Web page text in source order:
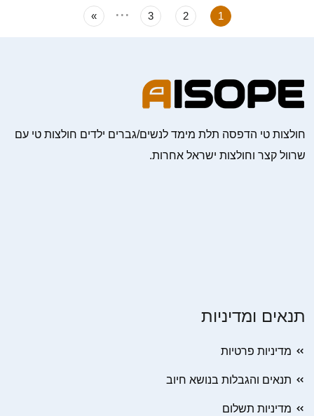
1
2
3
...
»
חולצות טי הדפסה תלת מימד לנשים/גברים ילדים חולצות טי עם
שרוול קצר וחולצות ישראל אחרות.
תנאים ומדיניות
מדיניות פרטיות
תנאים והגבלות בנושא חיוב
מדיניות תשלום